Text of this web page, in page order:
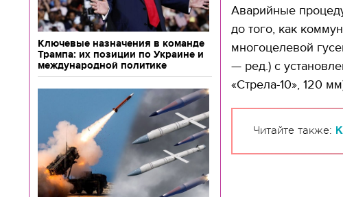
Ключевые назначения в команде
Трампа: их позиции по Украине и
международной политике
Аварийные
до того, как
многоцелевой
— ред.) с
«Стрела-10», 120
Читайте также: